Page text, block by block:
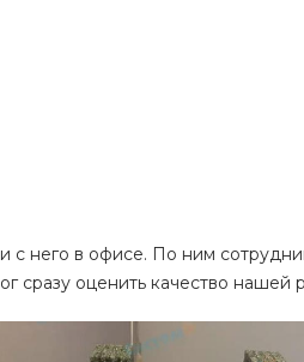
него в офисе. По ним
сразу оценить качество нашей